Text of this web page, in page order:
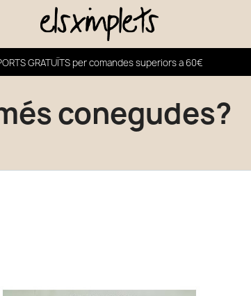
GRATUÏTS per comandes superiors a 60€
conegudes?